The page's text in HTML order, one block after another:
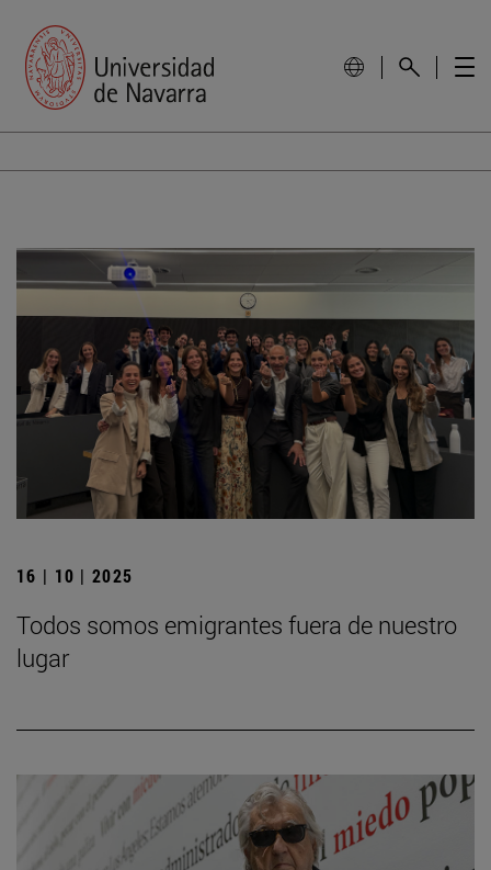
16 | 10 | 2025
Todos somos emigrantes fuera de nuestro
lugar